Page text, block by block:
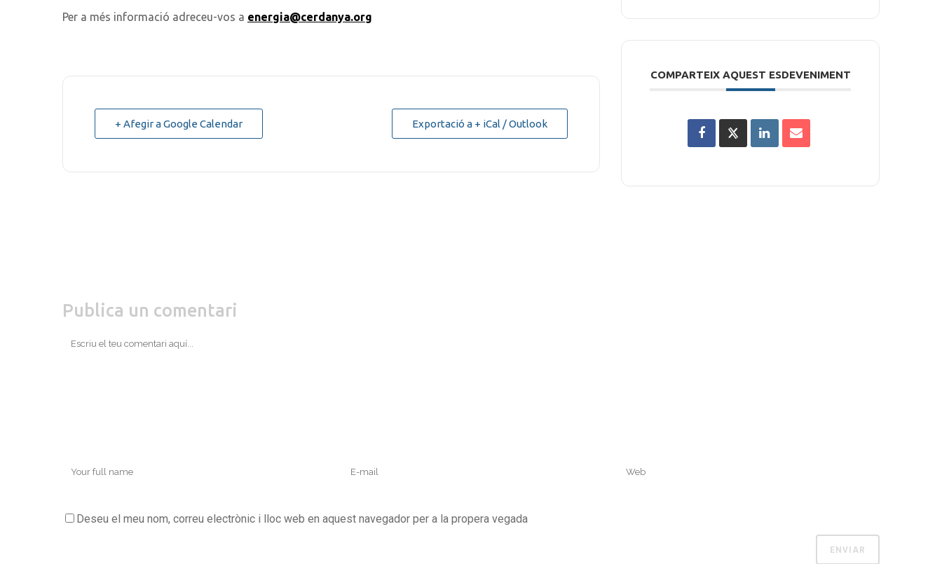
Per a més informació adreceu-vos a energia@cerdanya.org
+ Afegir a Google Calendar Exportació a + iCal / Outlook
COMPARTEIX AQUEST ESDEVENIMENT
Publica un comentari
Deseu el meu nom, correu electrònic i lloc web en aquest navegador per a la propera vegada